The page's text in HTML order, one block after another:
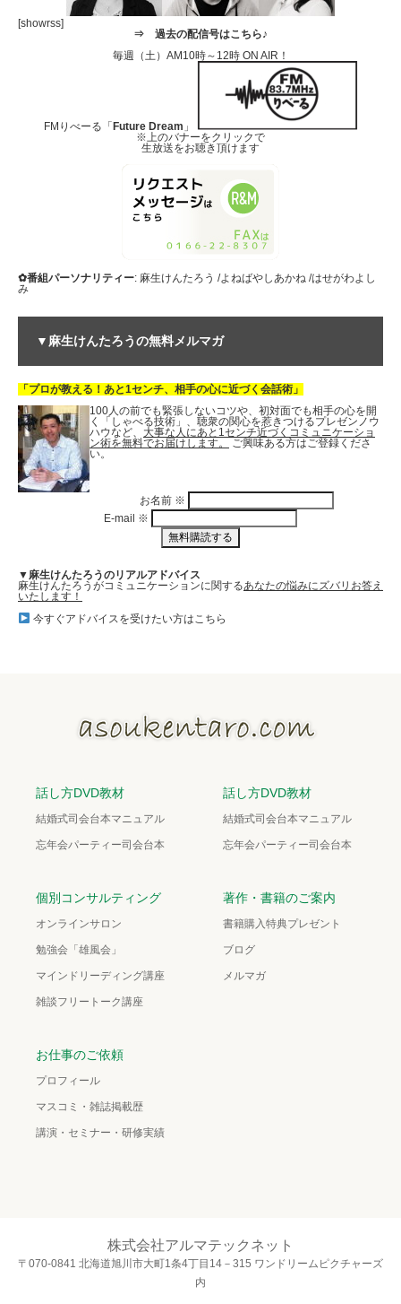
[showrss]
⇒ 過去の配信号はこちら♪
毎週（土）AM10時～12時 ON AIR！
FMりべーる「 Future Dream 」
※上のバナーをクリックで
生放送をお聴き頂けます
✿番組パーソナリティー: 麻生けんたろう /よねばやしあかね /はせがわよし
み
▼麻生けんたろうの無料メルマガ
「プロが教える！あと1センチ、相手の心に近づく会話術」
100人の前でも緊張しないコツや、初対面でも相手の心を開
く「しゃべる技術」、聴衆の関心を惹きつけるプレゼンノウ
ハウなど、 大事な人にあと1センチ近づくコミュニケーショ
ン術を無料でお届けします。
ご興味ある方はご登録くださ
い。
お名前 ※
E-mail ※
▼麻生けんたろうのリアルアドバイス
麻生けんたろうがコミュニケーションに関するあなたの悩みにズバリお答え
いたします！
今すぐアドバイスを受けたい方はこちら
話し方DVD教材
結婚式司会台本マニュアル
忘年会パーティー司会台本
話し方DVD教材
結婚式司会台本マニュアル
忘年会パーティー司会台本
個別コンサルティング
オンラインサロン
勉強会「雄風会」
マインドリーディング講座
雑談フリートーク講座
著作・書籍のご案内
書籍購入特典プレゼント
ブログ
メルマガ
お仕事のご依頼
プロフィール
マスコミ・雑誌掲載歴
講演・セミナー・研修実績
株式会社アルマテックネット
〒070-0841 北海道旭川市大町1条4丁目14－315 ワンドリームピクチャーズ
内